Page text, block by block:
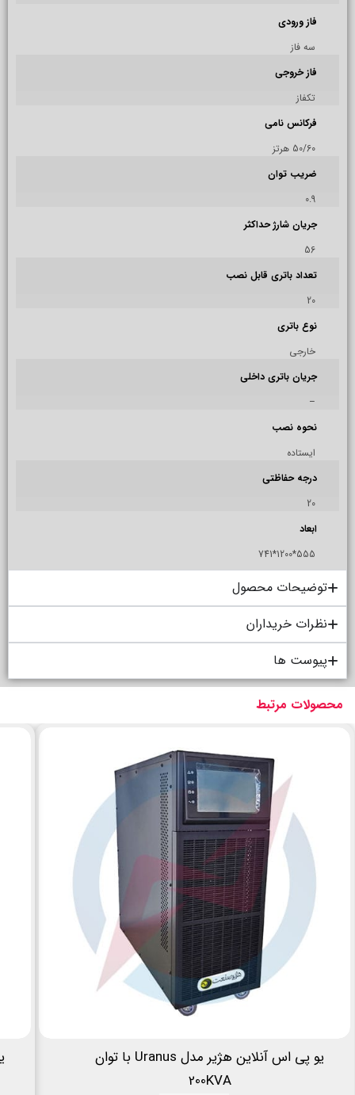
فاز ورودی
سه فاز
فاز خروجی
تکفاز
فرکانس نامی
50/60 هرتز
ضریب توان
0.9
جریان شارژ حداکثر
56
تعداد باتری قابل نصب
20
نوع باتری
خارجی
جریان باتری داخلی
–
نحوه نصب
ایستاده
درجه حفاظتی
20
ابعاد
555*1200*741
توضیحات محصول
نظرات خریداران
پیوست ها
محصولات مرتبط
یو پی اس آنلاین هژیر مدل Uranus با توان
200KVA